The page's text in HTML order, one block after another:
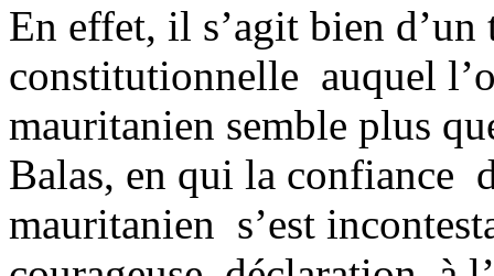
En effet, il s’agit bien d’un
constitutionnelle auquel
mauritanien semble plus
Balas, en qui la confiance
mauritanien s’est